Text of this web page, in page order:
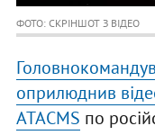
ФОТО: СКРІНШОТ З ВІДЕО
оприлюднив
ATACMS по